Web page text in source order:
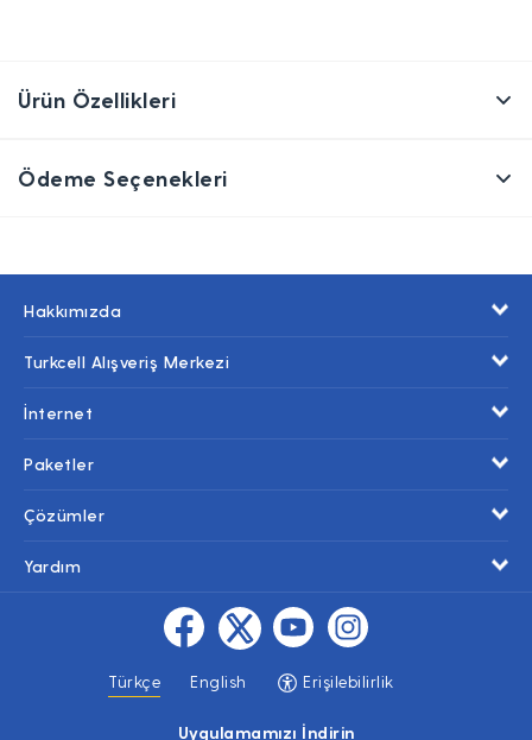
Ürün Özellikleri
Ödeme Seçenekleri
Hakkımızda
Turkcell Alışveriş Merkezi
İnternet
Paketler
Çözümler
Yardım
Türkçe English Erişilebilirlik
Uygulamamızı İndirin